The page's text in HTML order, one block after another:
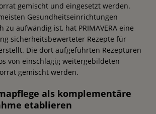
gemischt und eingesetzt werden.
Gesundheitseinrichtungen
aufwändig ist, hat PRIMAVERA eine
sicherheitsbewerteter Rezepte für
Die dort aufgeführten Rezepturen
von einschlägig weitergebildeten
gemischt werden.
als komplementäre
etablieren